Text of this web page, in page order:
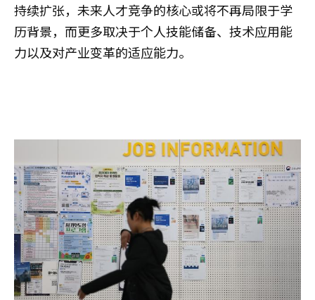
持续扩张，未来人才竞争的核心或将不再局限于学
历背景，而更多取决于个人技能储备、技术应用能
力以及对产业变革的适应能力。